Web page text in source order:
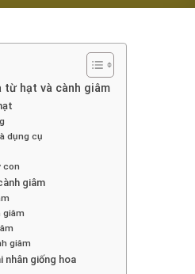
từ hạt và cành giâm
dụng cụ
con
giâm
giâm
giâm
nhân giống hoa